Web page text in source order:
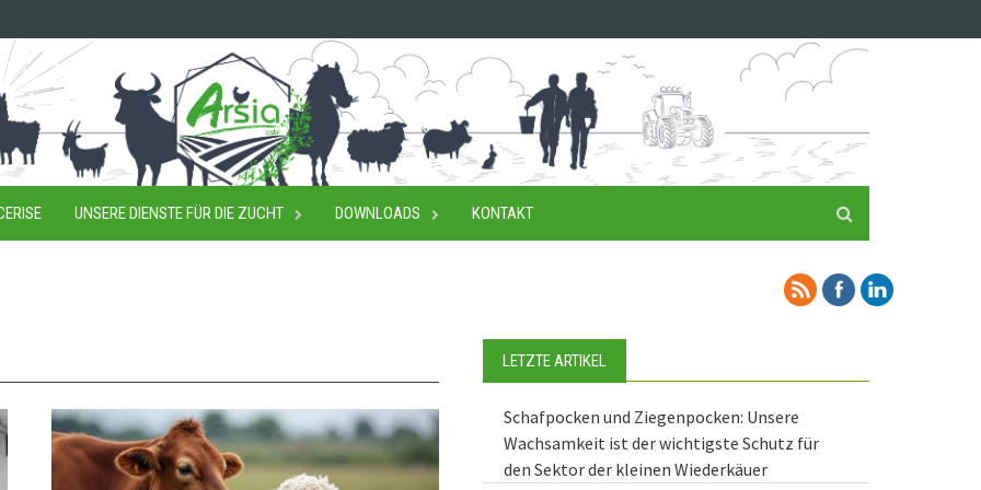
UNSERE DIENSTE FÜR DIE ZUCHT DOWNLOADS KONTAKT
LETZTE ARTIKEL
Schafpocken und Ziegenpocken: Unsere
Wachsamkeit ist der wichtigste Schutz für
den Sektor der kleinen Wiederkäuer